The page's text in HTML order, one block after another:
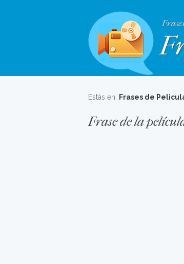
Estás en: Frases de
Frase de la